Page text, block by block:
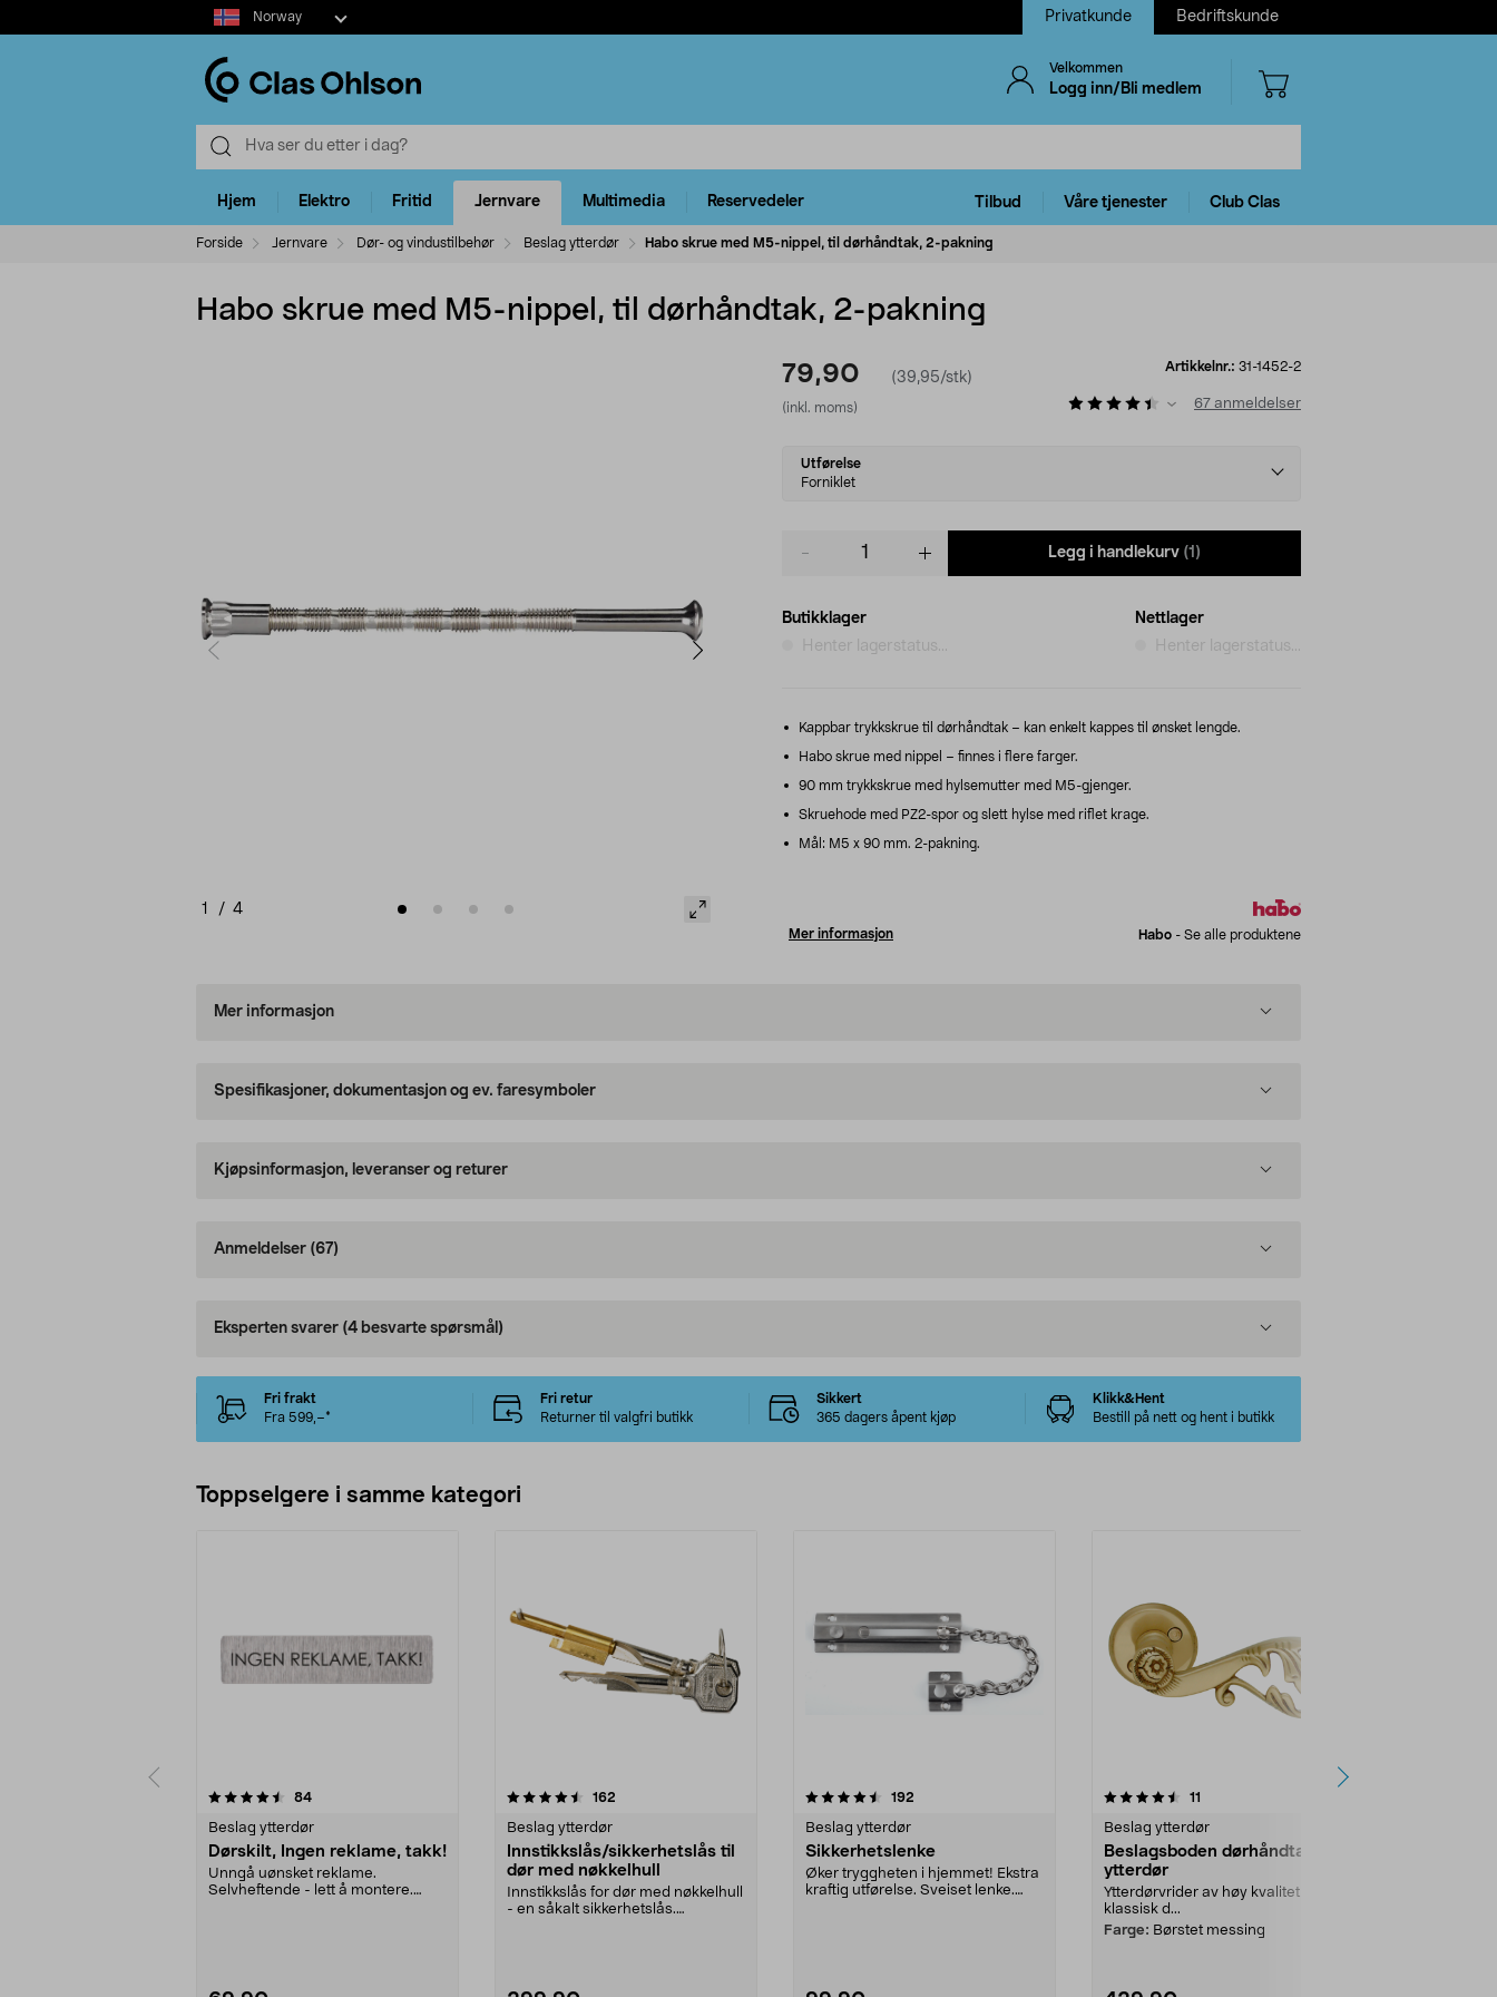
Select
market
Norway Privatkunde Bedriftskunde
Velkommen
Logg inn/Bli medlem
Hjem Elektro Fritid Jernvare Multimedia Reservedeler Tilbud Våre tjenester Club Clas
Forside Jernvare Dør- og vindustilbehør Beslag ytterdør Habo skrue med M5-nippel, til dørhåndtak, 2-pakning
Habo skrue med M5-nippel, til dørhåndtak, 2-pakning
1 / 4
79,90 (39,95/stk)
(inkl. moms)
Artikkelnr.: 31-1452-2
67 anmeldelser
Select
variant
Utførelse
Forniklet
Legg i handlekurv (1)
Butikklager
Henter lagerstatus...
Nettlager
Henter lagerstatus...
Kappbar trykkskrue til dørhåndtak – kan enkelt kappes til ønsket lengde.
Habo skrue med nippel – finnes i flere farger.
90 mm trykkskrue med hylsemutter med M5-gjenger.
Skruehode med PZ2-spor og slett hylse med riflet krage.
Mål: M5 x 90 mm. 2-pakning.
Mer informasjon Habo - Se alle produktene
Mer informasjon
Spesifikasjoner, dokumentasjon og ev. faresymboler
Kjøpsinformasjon, leveranser og returer
Anmeldelser (67)
Eksperten svarer (4 besvarte spørsmål)
Fri frakt
Fra 599,–*
Fri retur
Returner til valgfri butikk
Sikkert
365 dagers åpent kjøp
Klikk&Hent
Bestill på nett og hent i butikk
Toppselgere i samme kategori
84anmeldelser
Beslag ytterdør
Dørskilt, Ingen reklame, takk!
Unngå uønsket reklame.
Selvheftende - lett å montere.
4.5 av 5 stjerner 162
Beslag ytterdør
Innstikkslås/sikkerhetslås til
dør med nøkkelhull
Innstikkslås for dør med nøkkelhull
- en såkalt sikkerhetslås.
4.5 av 5 stjerner 192
Beslag ytterdør
Sikkerhetslenke
Øker tryggheten i hjemmet! Ekstra
kraftig utførelse. Sveiset lenke.
4.5 av 5 stjerner 11
Beslag ytterdør
Beslagsboden dørhåndtak,
ytterdør
Ytterdørvrider av høy kvalitet med
klassisk d...
Farge: Børstet messing
4.5 av 5 stjerner